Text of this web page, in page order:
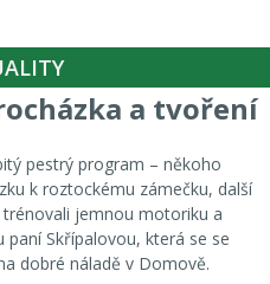
a tvoření
pestrý program – někoho
k roztockému zámečku, další
jemnou motoriku a
Skřípalovou, která se se
dobré náladě v Domově.